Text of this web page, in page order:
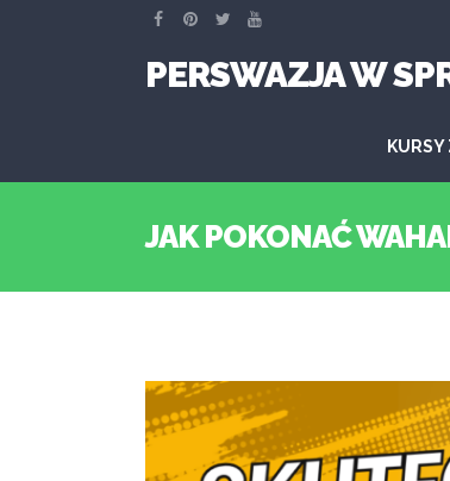
PERSWAZJA W
JAK POKONAĆ